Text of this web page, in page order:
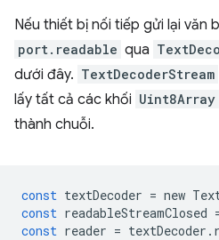
Nếu thiết bị nối tiếp gửi lại văn
port.readable qua
dưới đây. TextDecoderStream
lấy tất cả các khối Uint8Array
thành chuỗi.
const textDecoder = new
const readableStreamClosed
const reader = textDecoder .